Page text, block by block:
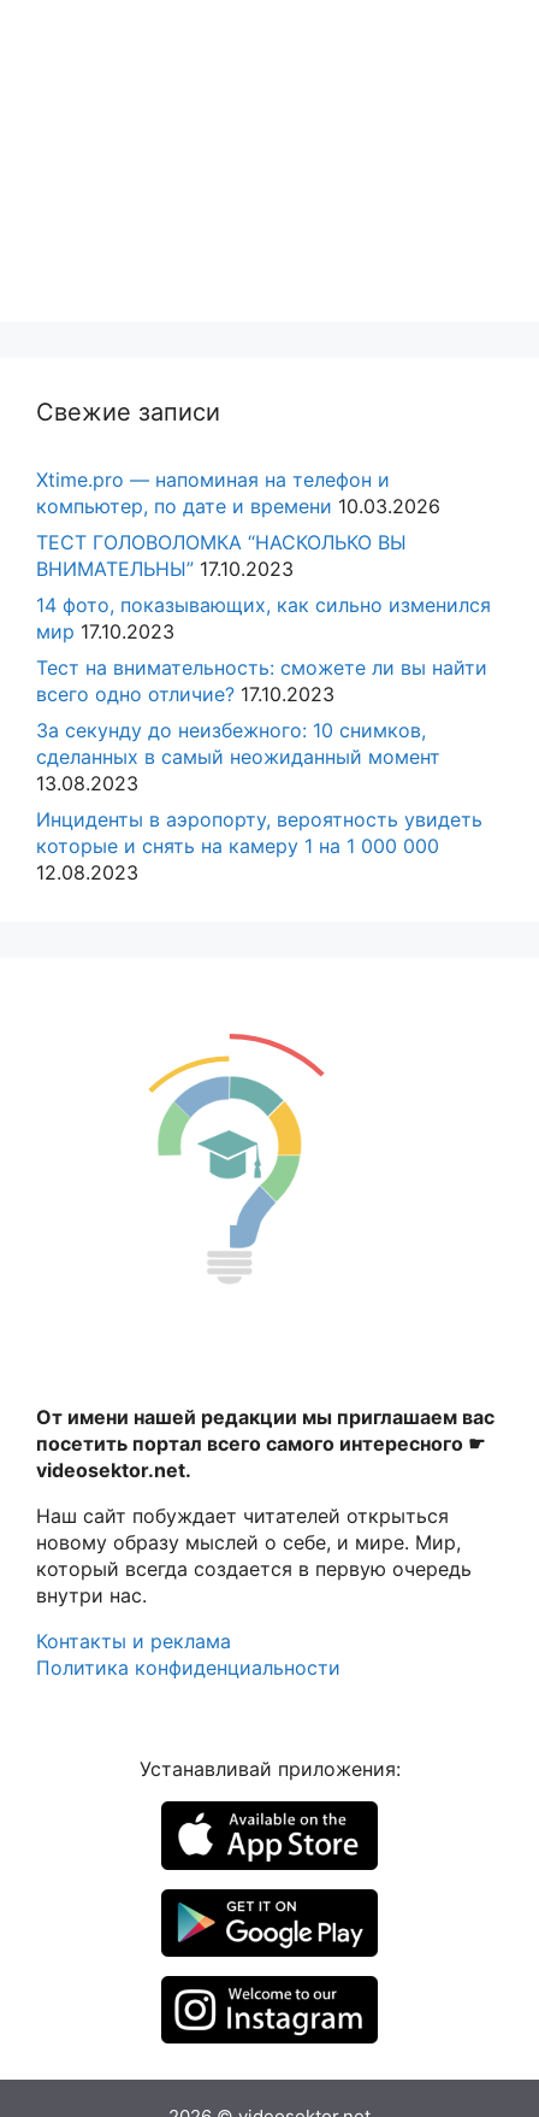
Свежие записи
Xtime.pro — напоминая на телефон и
компьютер, по дате и времени 10.03.2026
ТЕСТ ГОЛОВОЛОМКА “НАСКОЛЬКО ВЫ
ВНИМАТЕЛЬНЫ” 17.10.2023
14 фото, показывающих, как сильно изменился
мир 17.10.2023
Тест на внимательность: сможете ли вы найти
всего одно отличие? 17.10.2023
За секунду до неизбежного: 10 снимков,
сделанных в самый неожиданный момент
13.08.2023
Инциденты в аэропорту, вероятность увидеть
которые и снять на камеру 1 на 1 000 000
12.08.2023
От имени нашей редакции мы приглашаем вас
посетить портал всего самого интересного ☛
videosektor.net.
Наш сайт побуждает читателей открыться
новому образу мыслей о себе, и мире. Мир,
который всегда создается в первую очередь
внутри нас.
Контакты и реклама
Политика конфиденциальности
Устанавливай приложения: